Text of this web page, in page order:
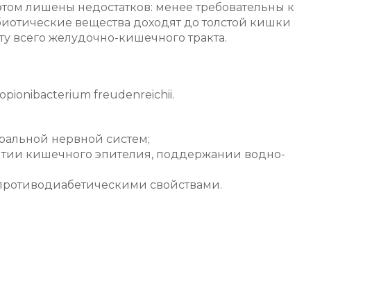
лишены недостатков: менее требовательны к
вещества доходят до толстой кишки
всего желудочно-кишечного тракта.
freudenreichii.
нервной систем;
кишечного эпителия, поддержании водно-
свойствами.